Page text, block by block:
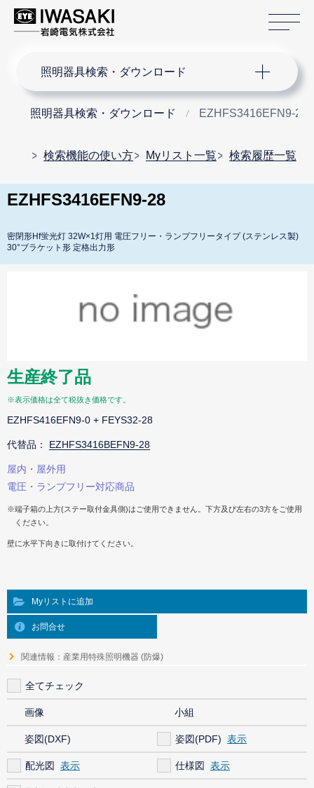
照明器具検索・ダウンロード
照明器具検索・ダウンロード EZHFS3416EFN9-28
検索機能の使い方 Myリスト一覧 検索履歴一覧
EZHFS3416EFN9-28
密閉形Hf蛍光灯 32W×1灯用 電圧フリー・ランプフリータイプ (ステンレス製)
30°ブラケット形 定格出力形
生産終了品
※表示価格は全て税抜き価格です。
EZHFS416EFN9-0 + FEYS32-28
代替品： EZHFS3416BEFN9-28
屋内・屋外用
電圧・ランプフリー対応商品
※端子箱の上方(ステー取付金具側)はご使用できません。下方及び左右の3方をご使用
ください。
壁に水平下向きに取付けてください。
Myリストに追加
お問合せ
関連情報：産業用特殊照明機器 (防爆)
全てチェック
画像 小組
姿図(DXF) 姿図(PDF)
配光図 仕様図